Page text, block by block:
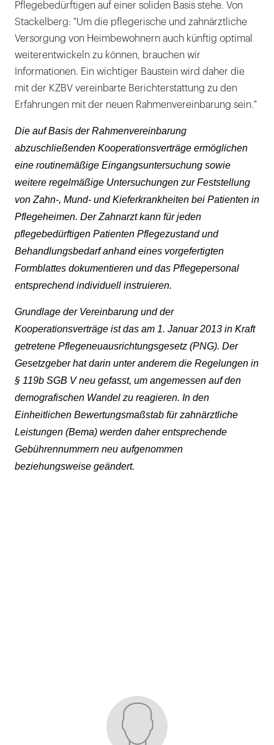
Pflegebedürftigen auf einer soliden Basis stehe. Von
Stackelberg: "Um die pflegerische und zahnärztliche
Versorgung von Heimbewohnern auch künftig optimal
weiterentwickeln zu können, brauchen wir
Informationen. Ein wichtiger Baustein wird daher die
mit der KZBV vereinbarte Berichterstattung zu den
Erfahrungen mit der neuen Rahmenvereinbarung sein."
Die auf Basis der Rahmenvereinbarung
abzuschließenden Kooperationsverträge ermöglichen
eine routinemäßige Eingangsuntersuchung sowie
weitere regelmäßige Untersuchungen zur Feststellung
von Zahn-, Mund- und Kieferkrankheiten bei Patienten in
Pflegeheimen. Der Zahnarzt kann für jeden
pflegebedürftigen Patienten Pflegezustand und
Behandlungsbedarf anhand eines vorgefertigten
Formblattes dokumentieren und das Pflegepersonal
entsprechend individuell instruieren.
Grundlage der Vereinbarung und der
Kooperationsverträge ist das am 1. Januar 2013 in Kraft
getretene Pflegeneuausrichtungsgesetz (PNG). Der
Gesetzgeber hat darin unter anderem die Regelungen in
§ 119b SGB V neu gefasst, um angemessen auf den
demografischen Wandel zu reagieren. In den
Einheitlichen Bewertungsmaßstab für zahnärztliche
Leistungen (Bema) werden daher entsprechende
Gebührennummern neu aufgenommen
beziehungsweise geändert.